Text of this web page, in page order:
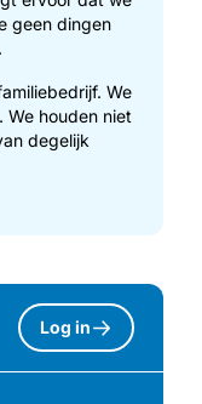
geen dingen
We
We houden niet
degelijk
Log in